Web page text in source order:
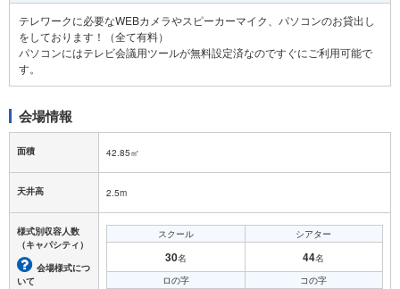
テレワークに必要なWEBカメラやスピーカーマイク、パソコンのお貸出し
をしております！（全て有料）
パソコンにはテレビ会議用ツールが無料設定済なのですぐにご利用可能で
会場情報
面積 42.85㎡
天井高 2.5m
様式別収容人数
（キャパシティ）
会場様式につ
いて
スクール
30名
シアター
44名
ロの字
コの字